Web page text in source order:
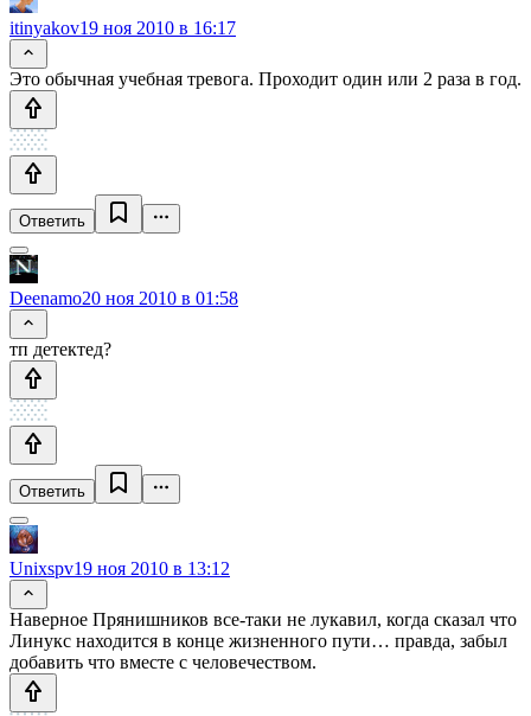
itinyakov19 ноя 2010 в 16:17
Это обычная учебная тревога. Проходит один или 2 раза в год.
Ответить
Deenamo20 ноя 2010 в 01:58
тп детектед?
Ответить
Unixspv19 ноя 2010 в 13:12
Наверное Прянишников все-таки не лукавил, когда сказал что
Линукс находится в конце жизненного пути… правда, забыл
добавить что вместе с человечеством.